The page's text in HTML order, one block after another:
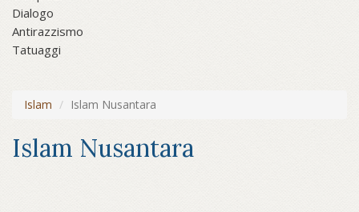
Dialogo
Antirazzismo
Tatuaggi
Islam Islam Nusantara
Islam Nusantara